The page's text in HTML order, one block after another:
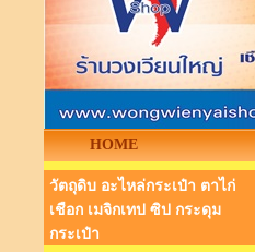
HOME
วัตถุดิบ อะไหล่กระเป๋า ตาไก่
เชือก เมจิกเทป ซิป กระดุม
กระเป๋า